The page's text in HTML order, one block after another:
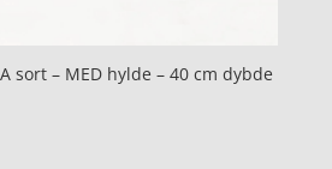
sort – MED hylde – 40 cm dybde